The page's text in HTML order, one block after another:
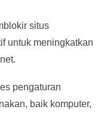
situs
untuk meningkatkan
pengaturan
baik komputer,